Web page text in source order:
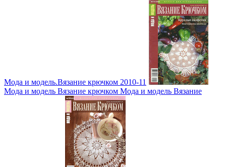
Мода и модель.Вязание крючком 2010-11
Мода и модель Вязание крючком Мода и модель Вязание